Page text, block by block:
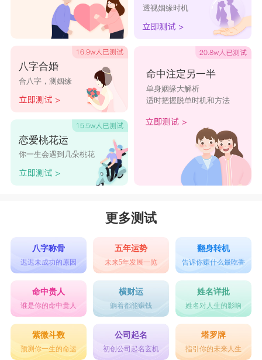
八字合婚
合八字，测姻缘
恋爱桃花运
你一生会遇到几朵桃花
透视姻缘时机
命中注定另一半
单身姻缘大解析
适时把握脱单时机和方法
更多测试
八字称骨
迟迟未成功的原因
五年运势
未来5年发展一览
翻身转机
告诉你赚什么最吃香
命中贵人
谁是你的命中贵人
横财运
躺着都能赚钱
姓名详批
姓名对人生的影响
紫微斗数
预测你一生的命运
公司起名
初创公司起名玄机
塔罗牌
指引你的未来人生